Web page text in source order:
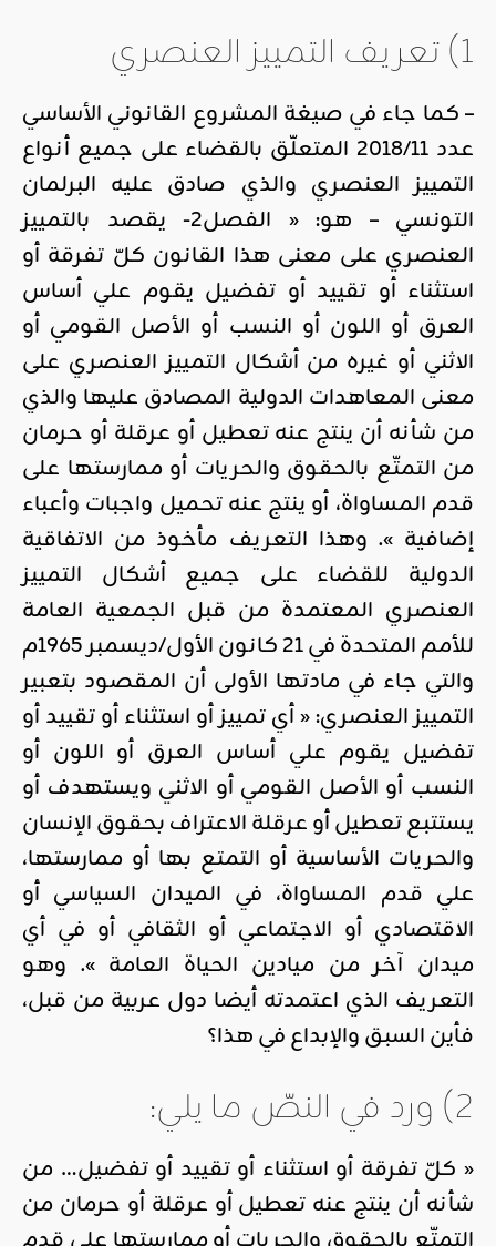
1) تعريف التمييز العنصري
– كما جاء في صيغة المشروع القانوني الأساسي
عدد 2018/11 المتعلّق بالقضاء على جميع أنواع
التمييز العنصري والذي صادق عليه البرلمان
التونسي – هو: « الفصل2- يقصد بالتمييز
العنصري على معنى هذا القانون كلّ تفرقة أو
استثناء أو تقييد أو تفضيل يقوم علي أساس
العرق أو اللون أو النسب أو الأصل القومي أو
الاثني أو غيره من أشكال التمييز العنصري على
معنى المعاهدات الدولية المصادق عليها والذي
من شأنه أن ينتج عنه تعطيل أو عرقلة أو حرمان
من التمتّع بالحقوق والحريات أو ممارستها على
قدم المساواة، أو ينتج عنه تحميل واجبات وأعباء
إضافية ». وهذا التعريف مأخوذ من الاتفاقية
الدولية للقضاء على جميع أشكال التمييز
العنصري المعتمدة من قبل الجمعية العامة
للأمم المتحدة في 21 كانون الأول/ديسمبر 1965م
والتي جاء في مادتها الأولى أن المقصود بتعبير
التمييز العنصري: « أي تمييز أو استثناء أو تقييد أو
تفضيل يقوم علي أساس العرق أو اللون أو
النسب أو الأصل القومي أو الاثني ويستهدف أو
يستتبع تعطيل أو عرقلة الاعتراف بحقوق الإنسان
والحريات الأساسية أو التمتع بها أو ممارستها،
علي قدم المساواة، في الميدان السياسي أو
الاقتصادي أو الاجتماعي أو الثقافي أو في أي
ميدان آخر من ميادين الحياة العامة ». وهو
التعريف الذي اعتمدته أيضا دول عربية من قبل،
فأين السبق والإبداع في هذا؟
2) ورد في النصّ ما يلي:
« كلّ تفرقة أو استثناء أو تقييد أو تفضيل… من
شأنه أن ينتج عنه تعطيل أو عرقلة أو حرمان من